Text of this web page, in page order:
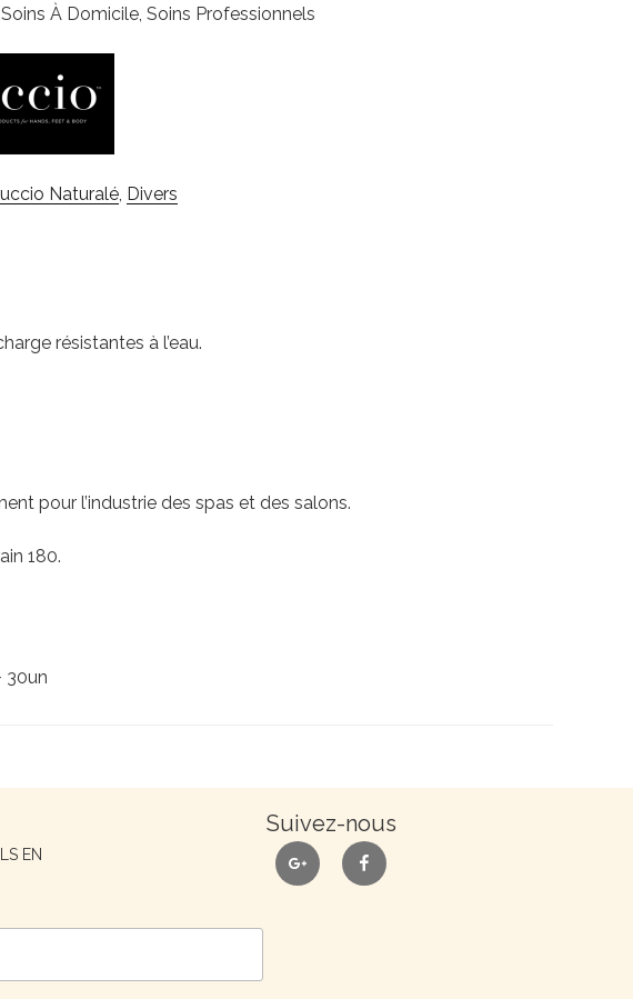
À Domicile, Soins Professionnels
Naturalé, Divers
résistantes à l’eau.
pour l’industrie des spas et des salons.
180.
30un
EN
Suivez-nous
google facebook